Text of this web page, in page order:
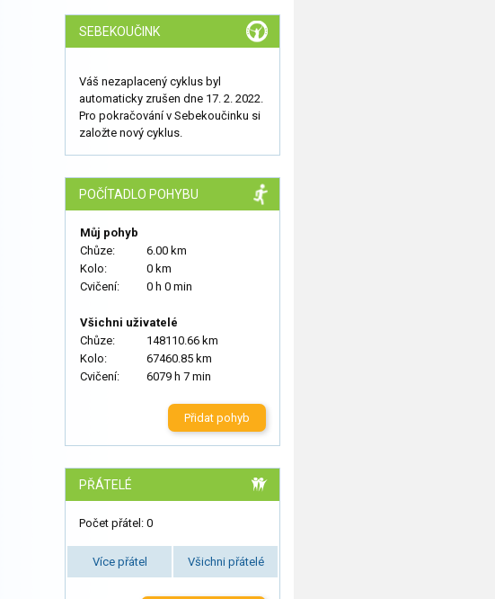
SEBEKOUČINK
Váš nezaplacený cyklus byl
automaticky zrušen dne 17. 2. 2022.
Pro pokračování v Sebekoučinku si
založte nový cyklus.
POČÍTADLO POHYBU
Můj pohyb
Chůze:
6.00 km
Kolo:
0 km
Cvičení:
0 h 0 min
Všichni uživatelé
Chůze:
148110.66 km
Kolo:
67460.85 km
Cvičení:
6079 h 7 min
Přidat pohyb
PŘÁTELÉ
Počet přátel: 0
Více přátel Všichni přátelé